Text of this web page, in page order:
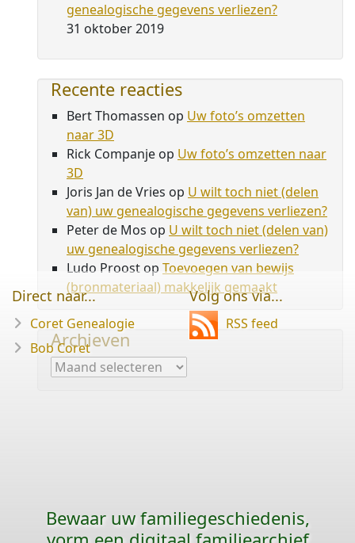
genealogische gegevens verliezen?
31 oktober 2019
Recente reacties
Bert Thomassen op Uw foto’s omzetten
naar 3D
Rick Companje op Uw foto’s omzetten naar
3D
Joris Jan de Vries op U wilt toch niet (delen
van) uw genealogische gegevens verliezen?
Peter de Mos op U wilt toch niet (delen van)
uw genealogische gegevens verliezen?
Ludo Proostop Toevoegen van bewijs
(bronmateriaal) makkelijk gemaakt
Archieven
Archieven
Direct naar...
Coret Genealogie
Bob Coret
Volg ons via...
RSS feed
Bewaar uw familie­geschiedenis,